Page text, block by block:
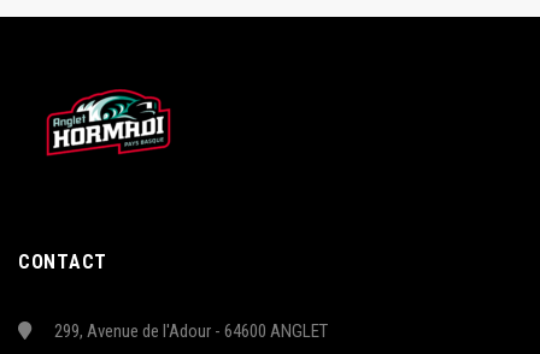
CONTACT
299, Avenue de l'Adour - 64600 ANGLET